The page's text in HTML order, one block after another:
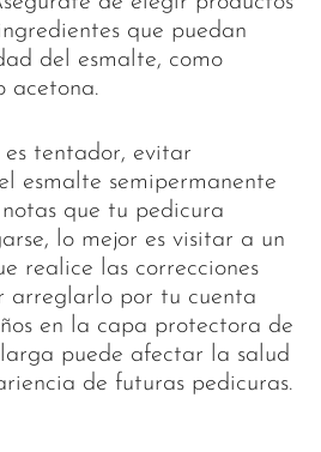
que puedan
del esmalte, como
acetona.
es tentador, evitar
esmalte semipermanente
que tu pedicura
lo mejor es visitar a un
realice las correcciones
arreglarlo por tu cuenta
en la capa protectora de
puede afectar la salud
de futuras pedicuras.